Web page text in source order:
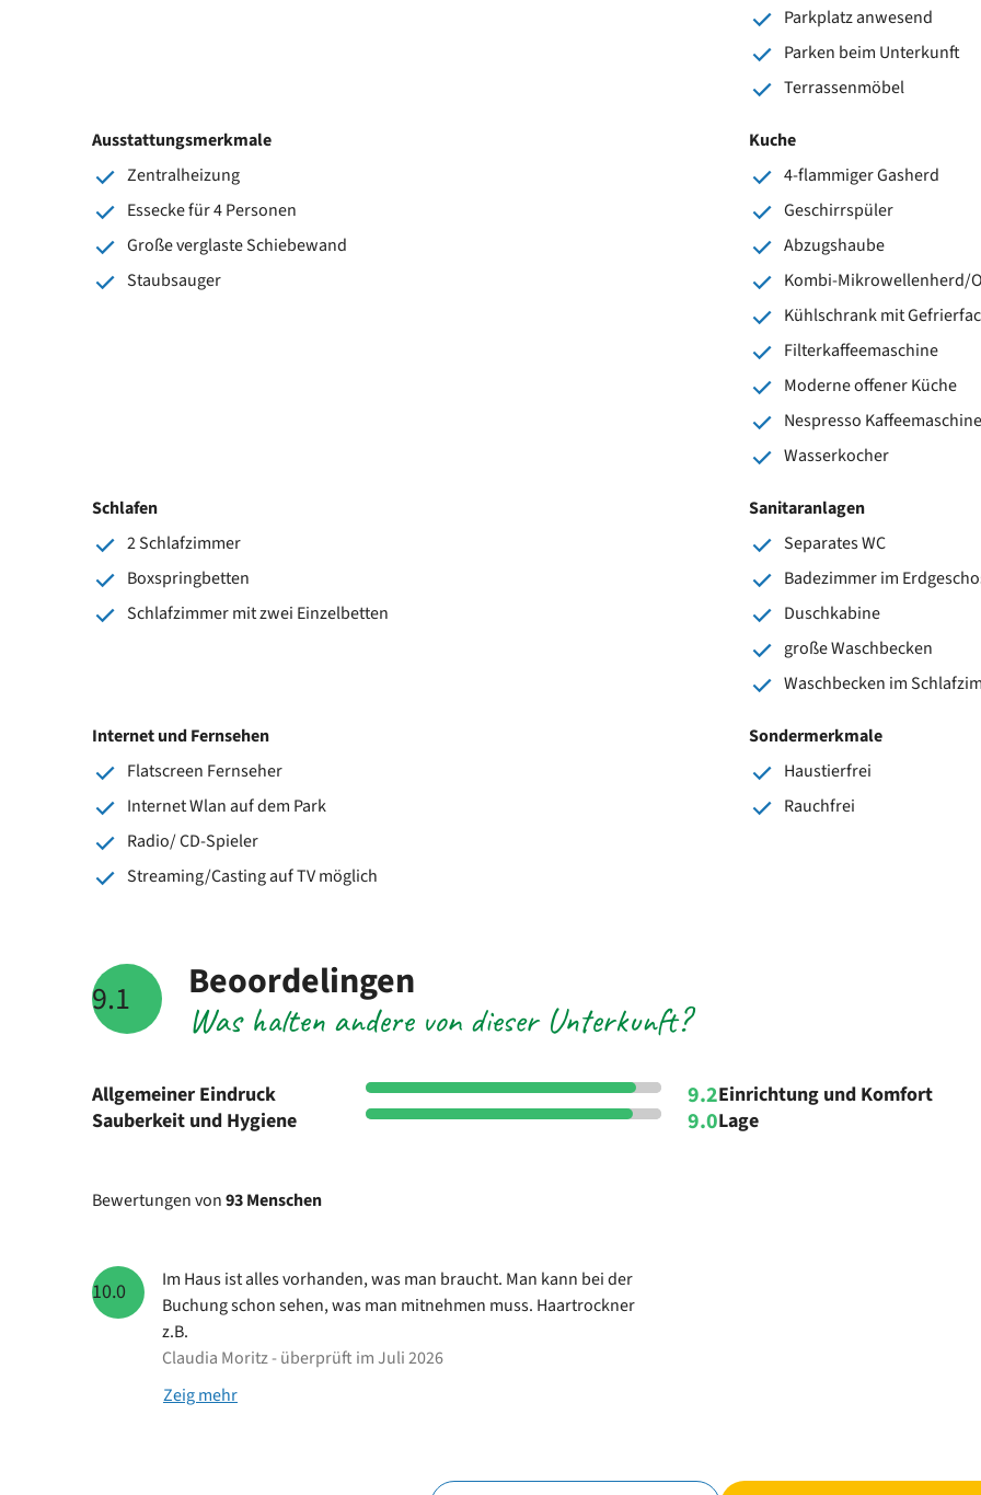
Parkplatz anwesend
Parken beim Unterkunft
Terrassenmöbel
Ausstattungsmerkmale
Zentralheizung
Essecke für 4 Personen
Große verglaste Schiebewand
Staubsauger
Kuche
4-flammiger Gasherd
Geschirrspüler
Abzugshaube
Kombi-Mikrowellenherd/
Kühlschrank mit
Filterkaffeemaschine
Moderne offener Küche
Nespresso Kaffeemaschine
Wasserkocher
Schlafen
2 Schlafzimmer
Boxspringbetten
Schlafzimmer mit zwei Einzelbetten
Sanitaranlagen
Separates WC
Badezimmer im
Duschkabine
große Waschbecken
Waschbecken im
Internet und Fernsehen
Flatscreen Fernseher
Internet Wlan auf dem Park
Radio/ CD-Spieler
Streaming/Casting auf TV möglich
Sondermerkmale
Haustierfrei
Rauchfrei
9.1 Was halten andere von dieser Unterkunft?
Beoordelingen
Allgemeiner Eindruck 9.2Einrichtung und Komfort
Sauberkeit und Hygiene 9.0Lage
Bewertungen von93 Menschen
10.0
Im Haus ist alles vorhanden, was man braucht. Man kann bei der
Buchung schon sehen, was man mitnehmen muss. Haartrockner
z.B.
Claudia Moritz - überprüft im Juli 2026
Zeig mehr